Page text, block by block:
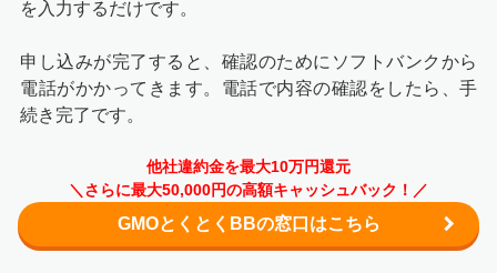
を入力するだけです。
申し込みが完了すると、確認のためにソフトバンクから
電話がかかってきます。電話で内容の確認をしたら、手
続き完了です。
他社違約金を最大10万円還元
＼さらに最大50,000円の高額キャッシュバック！／
GMOとくとくBBの窓口はこちら